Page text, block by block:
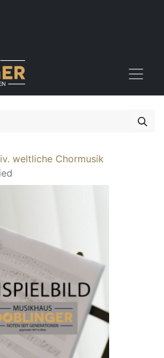
weltliche Chormusik